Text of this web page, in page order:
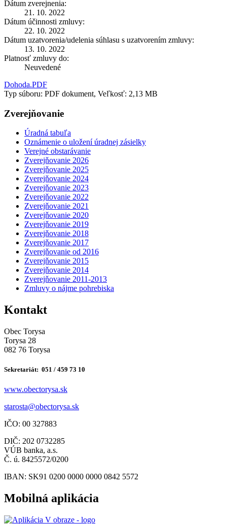
Dátum zverejnenia:
21. 10. 2022
Dátum účinnosti zmluvy:
22. 10. 2022
Dátum uzatvorenia/udelenia súhlasu s uzatvorením zmluvy:
13. 10. 2022
Platnosť zmluvy do:
Neuvedené
Dohoda.PDF
Typ súboru: PDF dokument, Veľkosť: 2,13 MB
Zverejňovanie
Úradná tabuľa
Oznámenie o uložení úradnej zásielky
Verejné obstarávanie
Zverejňovanie 2026
Zverejňovanie 2025
Zverejňovanie 2024
Zverejňovanie 2023
Zverejňovanie 2022
Zverejňovanie 2021
Zverejňovanie 2020
Zverejňovanie 2019
Zverejňovanie 2018
Zverejňovanie 2017
Zverejňovanie od 2016
Zverejňovanie 2015
Zverejňovanie 2014
Zverejňovanie 2011-2013
Zmluvy o nájme pohrebiska
Kontakt
Obec Torysa
Torysa 28
082 76 Torysa
Sekretariát: 051 / 459 73 10
www.obectorysa.sk
starosta@obectorysa.sk
IČO: 00 327883
DIČ: 202 0732285
VÚB banka, a.s.
Č. ú. 8425572/0200
IBAN: SK91 0200 0000 0000 0842 5572
Mobilná aplikácia